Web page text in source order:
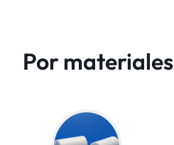
Por materiales